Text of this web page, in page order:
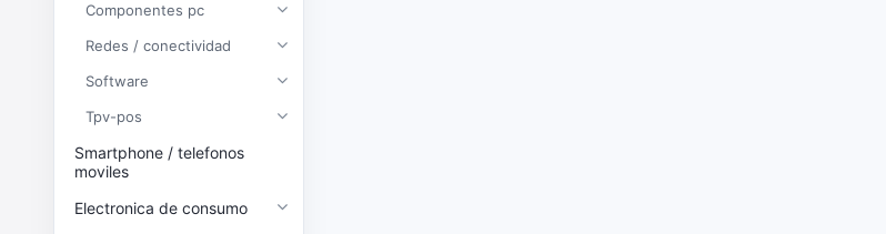
Componentes pc
Redes / conectividad
Software
Tpv-pos
Smartphone / telefonos
moviles
Electronica de consumo